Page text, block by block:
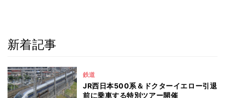
新着記事
鉄道
JR西日本500系＆ドクターイエロー引退
前に乗車する特別ツアー開催